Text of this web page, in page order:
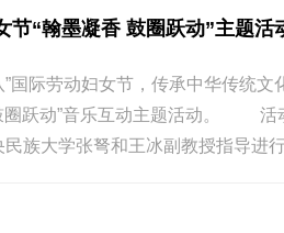
节“翰墨凝香 鼓圈跃动”主题活
国际劳动妇女节，传承中华传统
圈跃动”音乐互动主题活动。
族大学张弩和王冰副教授指导进